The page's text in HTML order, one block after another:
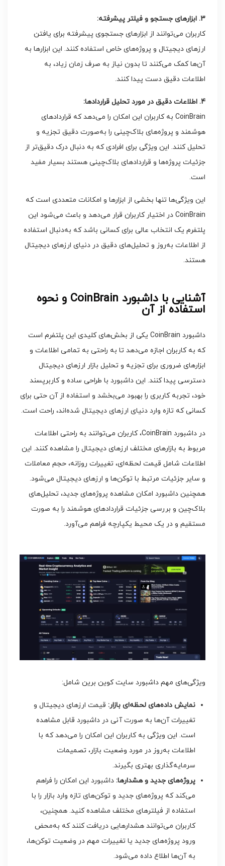
3. ابزارهای جستجو و فیلتر پیشرفته:
کاربران می‌توانند از ابزارهای جستجوی پیشرفته برای یافتن
ارزهای دیجیتال و پروژه‌های خاص استفاده کنند. این ابزارها به
آن‌ها کمک می‌کنند تا بدون نیاز به صرف زمان زیاد، به
اطلاعات دقیق دست پیدا کنند.
4. اطلاعات دقیق در مورد تحلیل قراردادها:
CoinBrain به کاربران این امکان را می‌دهد که قراردادهای
هوشمند و پروژه‌های بلاک‌چینی را به‌صورت دقیق تجزیه و
تحلیل کنند. این ویژگی برای افرادی که به دنبال درک دقیق‌تر از
جزئیات پروژه‌ها و قراردادهای بلاک‌چینی هستند بسیار مفید
است.
این ویژگی‌ها تنها بخشی از ابزارها و امکانات متعددی است که
CoinBrain در اختیار کاربران قرار می‌دهد و باعث می‌شود این
پلتفرم یک انتخاب عالی برای کسانی باشد که به‌دنبال استفاده
از اطلاعات به‌روز و تحلیل‌های دقیق در دنیای ارزهای دیجیتال
هستند.
آشنایی با داشبورد CoinBrain و نحوه
استفاده از آن
داشبورد CoinBrain یکی از بخش‌های کلیدی این پلتفرم است
که به کاربران اجازه می‌دهد تا به راحتی به تمامی اطلاعات و
ابزارهای ضروری برای تجزیه و تحلیل بازار ارزهای دیجیتال
دسترسی پیدا کنند. این داشبورد با طراحی ساده و کاربرپسند
خود، تجربه کاربری را بهبود می‌بخشد و استفاده از آن حتی برای
کسانی که تازه وارد دنیای ارزهای دیجیتال شده‌اند، راحت است.
در داشبورد CoinBrain، کاربران می‌توانند به راحتی اطلاعات
مربوط به بازارهای مختلف ارزهای دیجیتال را مشاهده کنند. این
اطلاعات شامل قیمت لحظه‌ای، تغییرات روزانه، حجم معاملات
و سایر جزئیات مرتبط با توکن‌ها و ارزهای دیجیتال می‌شود.
همچنین داشبورد امکان مشاهده پروژه‌های جدید، تحلیل‌های
بلاک‌چین و بررسی جزئیات قراردادهای هوشمند را به صورت
مستقیم و در یک محیط یکپارچه فراهم می‌آورد.
ویژگی‌های مهم داشبورد سایت کوین برین شامل:
نمایش داده‌های لحظه‌ای بازار: قیمت ارزهای دیجیتال و
تغییرات آن‌ها به صورت آنی در داشبورد قابل مشاهده
است. این ویژگی به کاربران این امکان را می‌دهد که با
اطلاعات به‌روز در مورد وضعیت بازار، تصمیمات
سرمایه‌گذاری بهتری بگیرند.
پروژه‌های جدید و هشدارها: داشبورد این امکان را فراهم
می‌کند که پروژه‌های جدید و توکن‌های تازه وارد بازار را با
استفاده از فیلترهای مختلف مشاهده کنید. همچنین،
کاربران می‌توانند هشدارهایی دریافت کنند که به‌محض
ورود پروژه‌های جدید یا تغییرات مهم در وضعیت توکن‌ها،
به آن‌ها اطلاع داده می‌شود.